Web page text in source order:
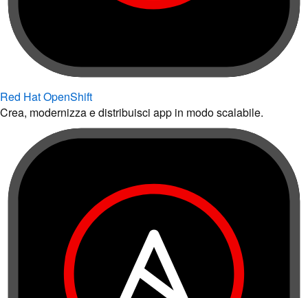
Red Hat OpenShift
Crea, modernizza e distribuisci app in modo scalabile.